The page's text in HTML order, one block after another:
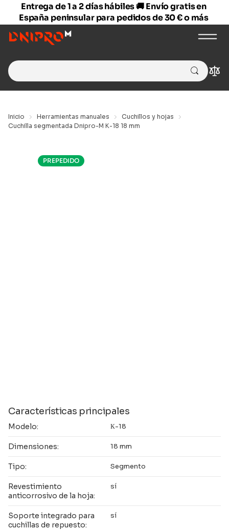
Entrega de 1 a 2 días hábiles 🚚 Envío gratis en
España peninsular para pedidos de 30 € o más
Search
for:
Inicio Herramientas manuales
Cuchillos y hojas
Cuchilla segmentada Dnipro-M K-18 18 mm
PREPEDIDO
Características principales
Modelo: К-18
Dimensiones: 18 mm
Tipo: Segmento
Revestimiento
anticorrosivo de la hoja:
sí
Soporte integrado para
cuchillas de repuesto:
sí